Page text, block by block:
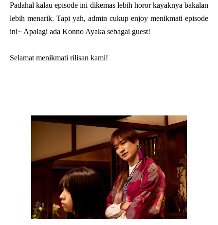
Padahal kalau episode ini dikemas lebih horor kayaknya bakalan
lebih menarik. Tapi yah, admin cukup enjoy menikmati episode
ini~ Apalagi ada Konno Ayaka sebagai guest!
Selamat menikmati rilisan kami!